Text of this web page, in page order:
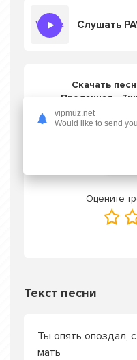
Скачать
Преданная -
слушать
Оцените
Текст песни
Ты опять опоздал,
мать
vipmuz.net
Would like to send